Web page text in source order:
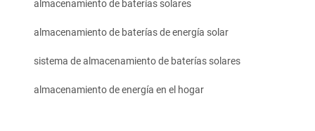
almacenamiento de baterías solares
almacenamiento de baterías de energía solar
sistema de almacenamiento de baterías solares
almacenamiento de energía en el hogar